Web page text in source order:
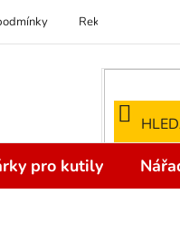
Reklamace
pro kutily